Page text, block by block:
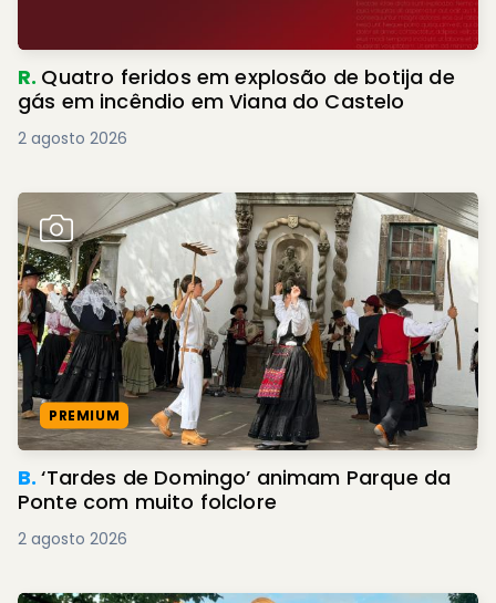
R. Quatro feridos em explosão de botija de
gás em incêndio em Viana do Castelo
2 agosto 2026
PREMIUM
B.‘Tardes de Domingo’ animam Parque da
Ponte com muito folclore
2 agosto 2026